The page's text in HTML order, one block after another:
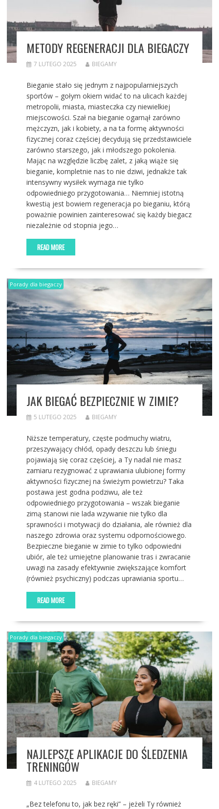
METODY REGENERACJI DLA BIEGACZY
7 LUTEGO 2025 BIEGAMY
Bieganie stało się jednym z najpopularniejszych
sportów – gołym okiem widać to na ulicach każdej
metropolii, miasta, miasteczka czy niewielkiej
miejscowości. Szał na bieganie ogarnął zarówno
mężczyzn, jak i kobiety, a na ta formę aktywności
fizycznej coraz częściej decydują się przedstawiciele
zarówno starszego, jak i młodszego pokolenia.
Mając na względzie liczbę zalet, z jaką wiąże się
bieganie, kompletnie nas to nie dziwi, jednakże tak
intensywny wysiłek wymaga nie tylko
odpowiedniego przygotowania… Niemniej istotną
kwestią jest bowiem regeneracja po bieganiu, którą
poważnie powinien zainteresować się każdy biegacz
niezależnie od stopnia jego…
READ MORE
Porady dla biegaczy
JAK BIEGAĆ BEZPIECZNIE W ZIMIE?
5 LUTEGO 2025 BIEGAMY
Niższe temperatury, częste podmuchy wiatru,
przeszywający chłód, opady deszczu lub śniegu
pojawiają się coraz częściej, a Ty nadal nie masz
zamiaru rezygnować z uprawiania ulubionej formy
aktywności fizycznej na świeżym powietrzu? Taka
postawa jest godna podziwu, ale też
odpowiedniego przygotowania – wszak bieganie
zimą stanowi nie lada wzywanie nie tylko dla
sprawności i motywacji do działania, ale również dla
naszego zdrowia oraz systemu odpornościowego.
Bezpieczne bieganie w zimie to tylko odpowiedni
ubiór, ale też umiejętne planowanie tras i zwracanie
uwagi na zasady efektywnie zwiększające komfort
(również psychiczny) podczas uprawiania sportu…
READ MORE
Porady dla biegaczy
NAJLEPSZE APLIKACJE DO ŚLEDZENIA
TRENINGÓW
4 LUTEGO 2025 BIEGAMY
„Bez telefonu to, jak bez ręki” – jeżeli Ty również